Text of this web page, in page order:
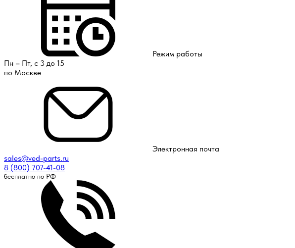
Режим работы
Пн – Пт, с 3 до 15
по Москве
Электронная почта
sales@ved-parts.ru
8 (800) 707-41-08
бесплатно по РФ